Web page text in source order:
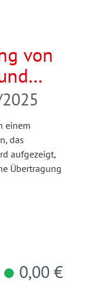
von
(in
einem
das
aufgezeigt,
Übertragung
0,00 €